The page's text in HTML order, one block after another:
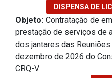
DISPENSA DE
Objeto: Contratação de
prestação de serviços de
dos jantares das
dezembro de 2026 do
CRQ-V.